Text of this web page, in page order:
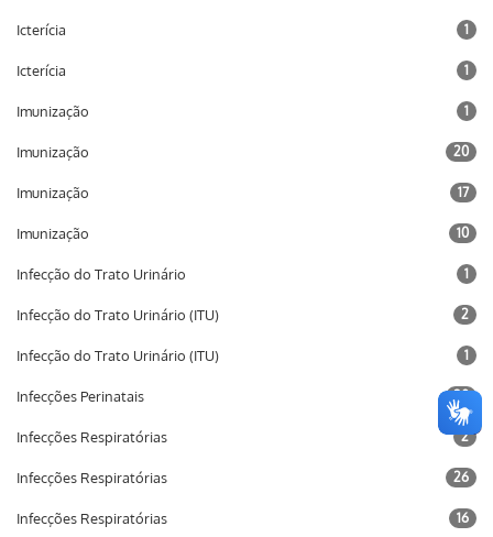
Icterícia 1
Icterícia 1
Imunização 1
Imunização 20
Imunização 17
Imunização 10
Infecção do Trato Urinário 1
Infecção do Trato Urinário (ITU) 2
Infecção do Trato Urinário (ITU) 1
Infecções Perinatais 20
Infecções Respiratórias 2
Infecções Respiratórias 26
Infecções Respiratórias 16